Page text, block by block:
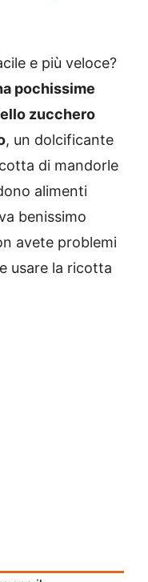
e più veloce?
pochissime
zucchero
, un dolcificante
di mandorle
alimenti
benissimo
avete problemi
usare la ricotta